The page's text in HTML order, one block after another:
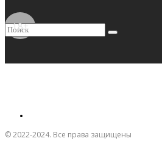
18+
© 2022-2024. Все права защищены